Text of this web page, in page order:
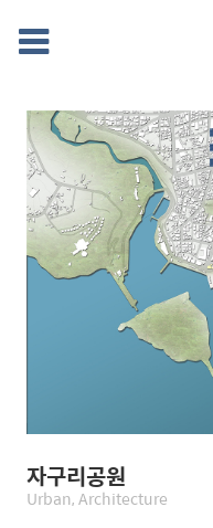
자구리공원
Urban, Architecture